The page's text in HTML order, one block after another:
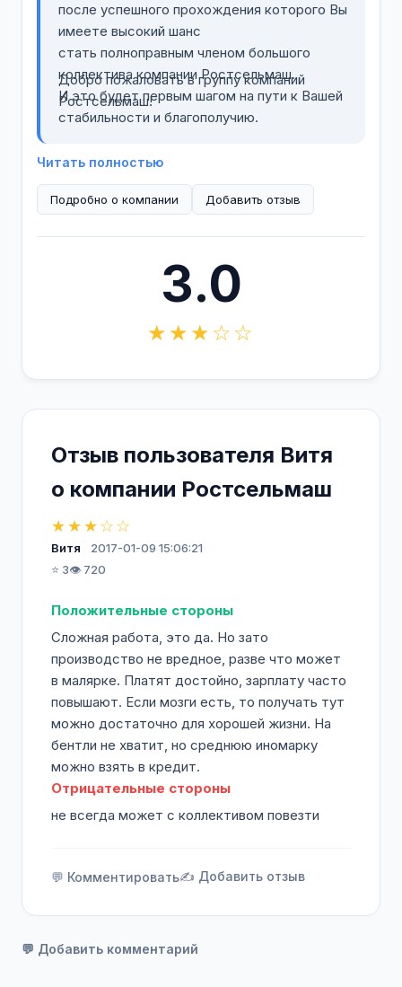
после успешного прохождения которого Вы
имеете высокий шанс
стать полноправным членом большого
коллектива компании Ростсельмаш.
И это будет первым шагом на пути к Вашей
стабильности и благополучию.
Добро пожаловать в группу компаний
Ростсельмаш!
Читать полностью
Подробно о компании Добавить отзыв
3.0
★★★☆☆
Отзыв пользователя Витя
о компании Ростсельмаш
★★★☆☆
Витя
2017-01-09 15:06:21
⭐ 3👁️ 720
Положительные стороны
Сложная работа, это да. Но зато
производство не вредное, разве что может
в малярке. Платят достойно, зарплату часто
повышают. Если мозги есть, то получать тут
можно достаточно для хорошей жизни. На
бентли не хватит, но среднюю иномарку
можно взять в кредит.
Отрицательные стороны
не всегда может с коллективом повезти
💬 Комментировать✍️ Добавить отзыв
💬 Добавить комментарий